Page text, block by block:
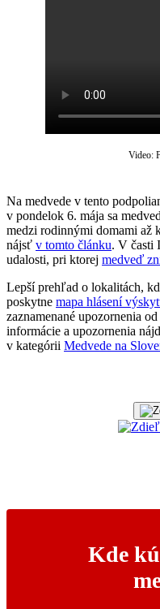
Video:
Na medvede v tento
v pondelok 6. mája sa
medzi rodinnými domami až
nájsť v tomto článku. V časti
udalosti, pri ktorej medveď
Lepší prehľad o lokalitách,
poskytne mapa hlásení
zaznamenané upozornenia
informácie a upozornenia
v kategórii Medvede na
Kde